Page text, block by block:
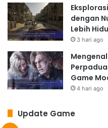
dengan
Lebih
3 hari ago
Game
4 hari ago
Update Game